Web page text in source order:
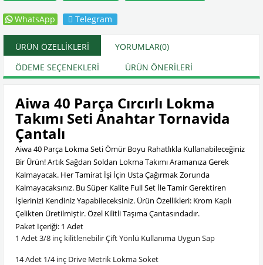
WhatsApp Telegram
ÜRÜN ÖZELLIKLERI YORUMLAR(0)
ÖDEME SEÇENEKLERI
ÜRÜN ÖNERILERI
Aiwa 40 Parça Cırcırlı Lokma
Takımı Seti Anahtar Tornavida
Çantalı
Aiwa 40 Parça Lokma Seti Ömür Boyu Rahatlıkla Kullanabileceğiniz
Bir Ürün! Artık Sağdan Soldan Lokma Takımı Aramanıza Gerek
Kalmayacak. Her Tamirat İşi İçin Usta Çağırmak Zorunda
Kalmayacaksınız. Bu Süper Kalite Full Set İle Tamir Gerektiren
İşlerinizi Kendiniz Yapabileceksiniz. Ürün Özellikleri: Krom Kaplı
Çelikten Üretilmiştir. Özel Kilitli Taşıma Çantasındadır.
Paket İçeriği: 1 Adet
1 Adet 3/8 inç kilitlenebilir Çift Yönlü Kullanıma Uygun Sap
14 Adet 1/4 inç Drive Metrik Lokma Soket